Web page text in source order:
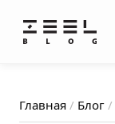
Главная / Блог /